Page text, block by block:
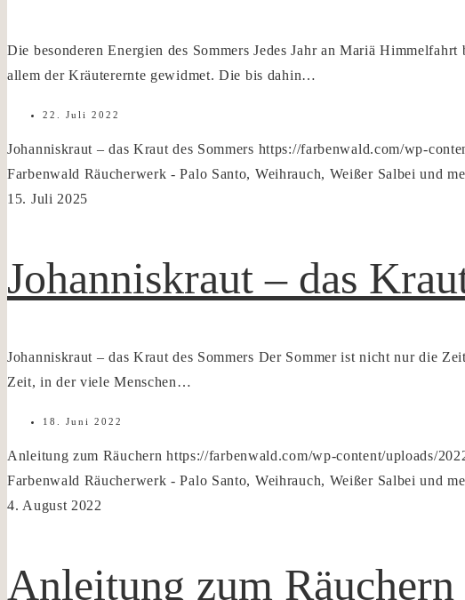
Die besonderen Energien des Sommers Jedes Jahr an Mariä
allem der Kräuterernte gewidmet. Die bis dahin…
22. Juli 2022
Johanniskraut – das Kraut des Sommers https://farbenwald.com/wp-
Farbenwald Räucherwerk - Palo Santo, Weihrauch, Weißer Salbei und
15. Juli 2025
Johanniskraut – das
Johanniskraut – das Kraut des Sommers Der Sommer ist nicht nur die
Zeit, in der viele Menschen…
18. Juni 2022
Anleitung zum Räuchern https://farbenwald.com/wp-content/uploads/
Farbenwald Räucherwerk - Palo Santo, Weihrauch, Weißer Salbei und
4. August 2022
Anleitung zum Räuchern